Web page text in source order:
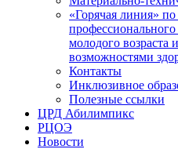
«Горячая линия»
молодого
возможностями
Контакты
Инклюзивное
Полезные ссылки
ЦРД Абилимпикс
РЦОЭ
Новости